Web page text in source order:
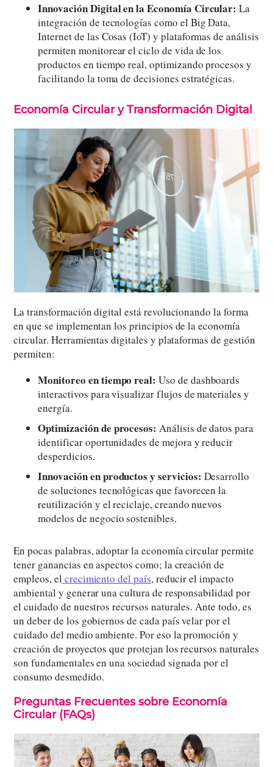
Innovación Digital en la Economía Circular: La
integración de tecnologías como el Big Data,
Internet de las Cosas (IoT) y plataformas de análisis
permiten monitorear el ciclo de vida de los
productos en tiempo real, optimizando procesos y
facilitando la toma de decisiones estratégicas.
Economía Circular y Transformación Digital
La transformación digital está revolucionando la forma
en que se implementan los principios de la economía
circular. Herramientas digitales y plataformas de gestión
permiten:
Monitoreo en tiempo real: Uso de dashboards
interactivos para visualizar flujos de materiales y
energía.
Optimización de procesos: Análisis de datos para
identificar oportunidades de mejora y reducir
desperdicios.
Innovación en productos y servicios: Desarrollo
de soluciones tecnológicas que favorecen la
reutilización y el reciclaje, creando nuevos
modelos de negocio sostenibles.
En pocas palabras, adoptar la economía circular permite
tener ganancias en aspectos como; la creación de
empleos, el crecimiento del país, reducir el impacto
ambiental y generar una cultura de responsabilidad por
el cuidado de nuestros recursos naturales. Ante todo, es
un deber de los gobiernos de cada país velar por el
cuidado del medio ambiente. Por eso la promoción y
creación de proyectos que protejan los recursos naturales
son fundamentales en una sociedad signada por el
consumo desmedido.
Preguntas Frecuentes sobre Economía
Circular (FAQs)